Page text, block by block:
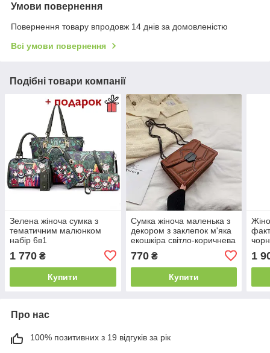
Умови повернення
Повернення товару впродовж 14 днів за домовленістю
Всі умови повернення
Подібні товари компанії
Зелена жіноча сумка з
тематичним малюнком
набір 6в1
1 770 ₴
Купити
Сумка жіноча маленька з
декором з заклепок м'яка
екошкіра світло-коричнева
770₴
Купити
1
Про нас
100% позитивних з 19 відгуків за рік